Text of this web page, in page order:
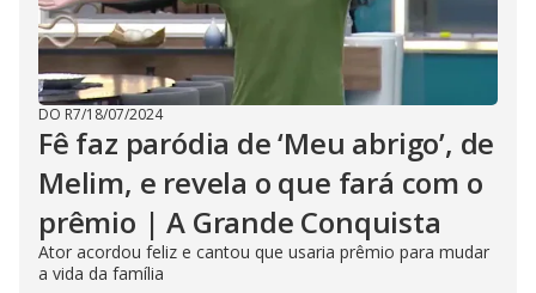
DO R7/18/07/2024
Fê faz paródia de ‘Meu abrigo’, de
Melim, e revela o que fará com o
prêmio | A Grande Conquista
Ator acordou feliz e cantou que usaria prêmio para mudar
a vida da família